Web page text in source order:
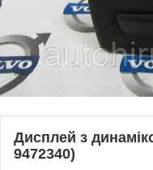
Дисплей з
9472340)